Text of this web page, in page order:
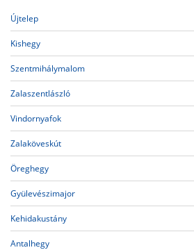
Újtelep
Kishegy
Szentmihálymalom
Zalaszentlászló
Vindornyafok
Zalaköveskút
Öreghegy
Gyülevészimajor
Kehidakustány
Antalhegy